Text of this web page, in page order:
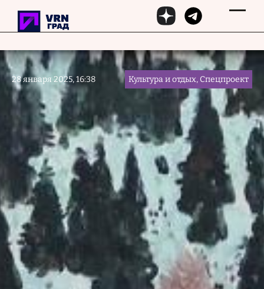
Перейти к основному содержанию
28 января 2025, 16:38 Культура и отдых, Спецпроект